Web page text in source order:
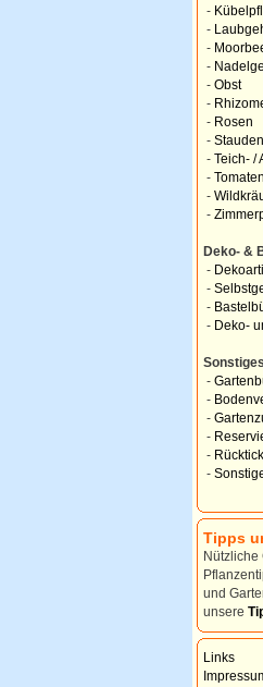
-
-
-
-
- Obst
-
- Rosen
- Stauden
- Teich- /
-
-
-
Deko- &
-
-
-
- Deko-
Sonstiges
-
-
-
-
-
-
Tipps
Nützliche
und
unsere
Links